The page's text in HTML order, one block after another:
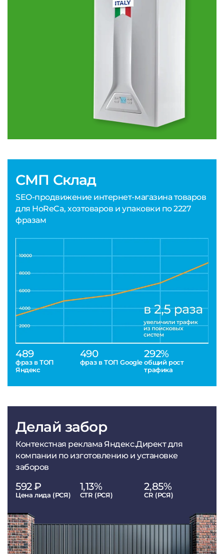
Делай забор
Контекстная реклама Яндекс.Директ для
компании по изготовлению и установке
заборов
592 ₽
Цена лида (РСЯ)
1,13%
CTR (РСЯ)
2,85%
CR (РСЯ)
СМП Склад
SEO-продвижение интернет-магазина товаров
для HoReCa, хозтоваров и упаковки по 2227
фразам
489
фраз в ТОП
Яндекс
490
фраз в ТОП Google
292%
общий рост
трафика